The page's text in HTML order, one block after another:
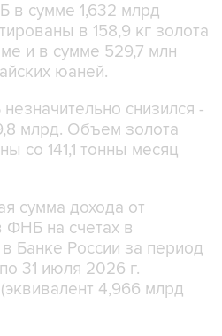
в сумме 1,632 млрд
в 158,9 кг золота
и в сумме 529,7 млн
юаней.
снизился -
млрд. Объем золота
со 141,1 тонны месяц
сумма дохода от
ФНБ на счетах в
Банке России за период
31 июля 2026 г.
4,966 млрд